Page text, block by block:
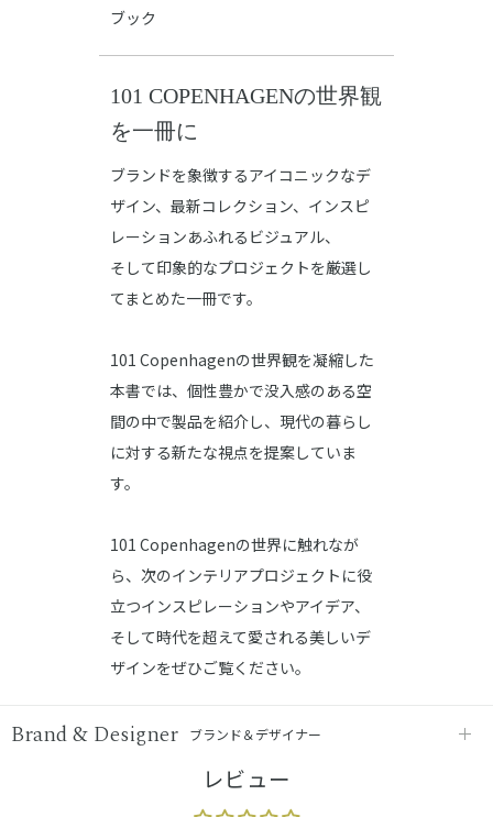
ブック
101 COPENHAGENの世界観
を一冊に
ブランドを象徴するアイコニックなデ
ザイン、最新コレクション、インスピ
レーションあふれるビジュアル、
そして印象的なプロジェクトを厳選し
てまとめた一冊です。
101 Copenhagenの世界観を凝縮した
本書では、個性豊かで没入感のある空
間の中で製品を紹介し、現代の暮らし
に対する新たな視点を提案していま
す。
101 Copenhagenの世界に触れなが
ら、次のインテリアプロジェクトに役
立つインスピレーションやアイデア、
そして時代を超えて愛される美しいデ
ザインをぜひご覧ください。
Brand & Designer ブランド＆デザイナー
レビュー